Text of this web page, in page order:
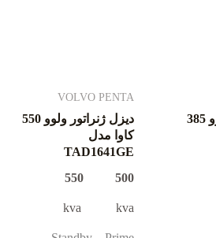
دیزل ژنراتور ولوو 385
VOLVO PENTA
دیزل ژنراتور ولوو 550
کاوا مدل
TAD1641GE
500 550
kva kva